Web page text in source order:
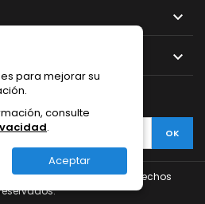


para mejorar su
consulte
.
Aceptar
BOLETÍN
Todos los derechos